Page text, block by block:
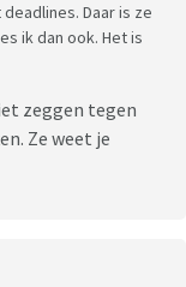
Daar is ze
ik dan ook. Het is
zeggen tegen
Ze weet je